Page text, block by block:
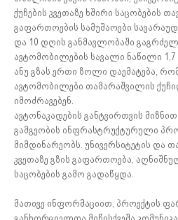
ქუჩების კვეთაზე ხშირი საცობების
გაფართოების სამუშაოები
და 10 დღის განმავლობაში
ავტომობილების სავალი ნაწილი
ანუ გზას ერთი ზოლი დაემატება,
ავტომობილები თამარაშვილის
იმოძრავებენ.
ავტონაკადების განტვირთვის
გამგეობის ინფრასტრუქტურული
მიმდინარეობს. უნივერსიტეტის და
კვეთაზე გზის გაფართოება,
საცობების გამო გადაწყდა.
მათივე ინფორმაციით, პროექტის